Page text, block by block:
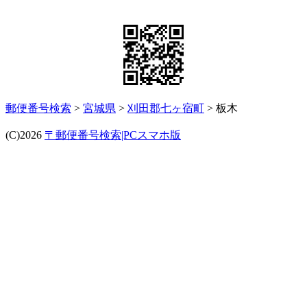
郵便番号検索 > 宮城県 > 刈田郡七ヶ宿町 > 板木
(C)2026 〒郵便番号検索|PCスマホ版